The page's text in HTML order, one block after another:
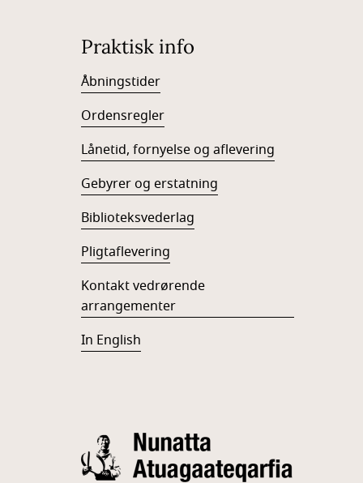
Praktisk info
Åbningstider
Ordensregler
Lånetid, fornyelse og aflevering
Gebyrer og erstatning
Biblioteksvederlag
Pligtaflevering
Kontakt vedrørende
arrangementer
In English